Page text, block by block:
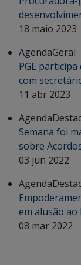
18 maio 2023
AgendaGeral
PGE
com
11 abr 2023
Agenda
Semana foi
sobre
03 jun 2022
Agenda
em alusão
08 mar 2022